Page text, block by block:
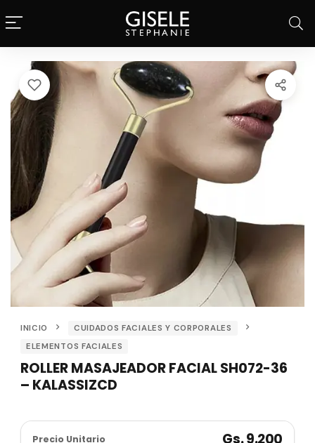
INICIO
CUIDADOS FACIALES Y CORPORALES
ELEMENTOS FACIALES
ROLLER MASAJEADOR FACIAL SH072-36
– KALASSIZCD
Precio Unitario Gs. 9.200